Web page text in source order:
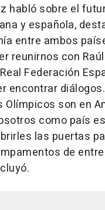
habló sobre el
y española,
entre ambos
reunirnos con
Federación
encontrar
son en
como país
las puertas
de